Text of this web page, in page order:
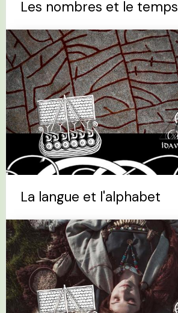
Les nombres et le temps
La langue et l'alphabet